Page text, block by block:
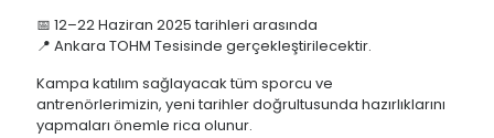
📅 12–22 Haziran 2025 tarihleri arasında
📍 Ankara TOHM Tesisinde gerçekleştirilecektir.
Kampa katılım sağlayacak tüm sporcu ve
antrenörlerimizin, yeni tarihler doğrultusunda hazırlıklarını
yapmaları önemle rica olunur.